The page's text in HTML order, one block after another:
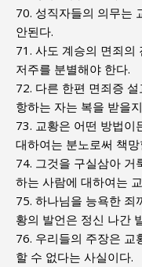
70. 성직자들의 의무는
안된다.
71. 사도 계승의 면죄의
저주를 분별해야 한다.
72. 다른 한편 면죄증
항하는 자는 복을 받을
73. 교황은 어떤 방법이
대하여는 분노로써 책
74. 그것을 구실삼아 거
하는 사람에 대하여는
75. 하나님을 능욕한 죄
황의 발언은 정신 나간
76. 우리들의 주장은 교
할 수 없다는 사실이다.